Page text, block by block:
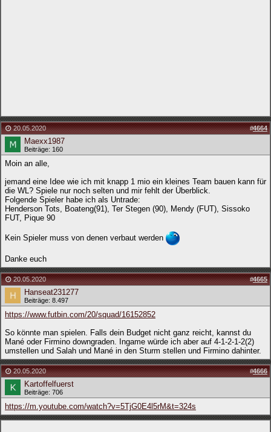
20.05.2020 #4664
Maexx1987
Beiträge: 160
Moin an alle,
jemand eine Idee wie ich mit knapp 1 mio ein kleines Team bauen kann für
die WL? Spiele nur noch selten und mir fehlt der Überblick.
Folgende Spieler habe ich als Untrade:
Henderson Tots, Boateng(91), Ter Stegen (90), Mendy (FUT), Sissoko
FUT, Pique 90
Kein Spieler muss von denen verbaut werden
Danke euch
20.05.2020 #4665
Hanseat231277
Beiträge: 8.497
https://www.futbin.com/20/squad/16152852
So könnte man spielen. Falls dein Budget nicht ganz reicht, kannst du
Mané oder Firmino downgraden. Ingame würde ich aber auf 4-1-2-1-2(2)
umstellen und Salah und Mané in den Sturm stellen und Firmino dahinter.
20.05.2020 #4666
Kartoffelfuerst
Beiträge: 706
https://m.youtube.com/watch?v=5TjG0E4l5rM&t=324s